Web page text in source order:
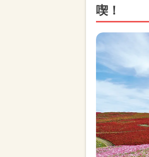
喫！